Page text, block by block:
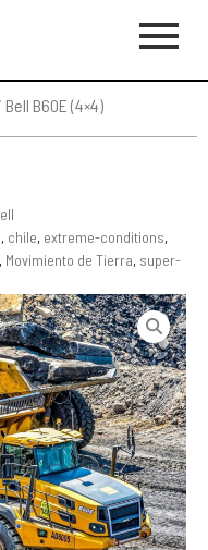
Bell B60E (4×4)
, chile, extreme-conditions,
, Movimiento de Tierra, super-